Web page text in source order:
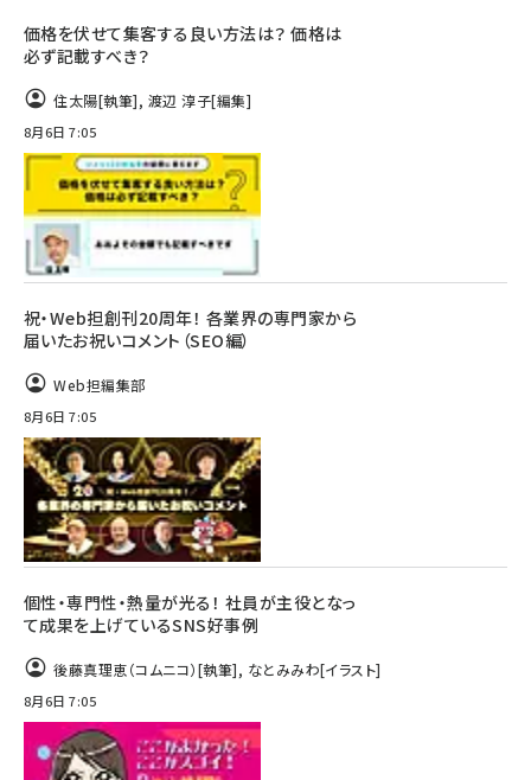
価格を伏せて集客する良い方法は？ 価格は
必ず記載すべき？
住太陽[執筆], 渡辺 淳子[編集]
8月6日 7:05
祝・Web担創刊20周年！ 各業界の専門家から
届いたお祝いコメント（SEO編）
Web担編集部
8月6日 7:05
個性・専門性・熱量が光る！ 社員が主役となっ
て成果を上げているSNS好事例
後藤真理恵（コムニコ）[執筆], なとみみわ[イラスト]
8月6日 7:05